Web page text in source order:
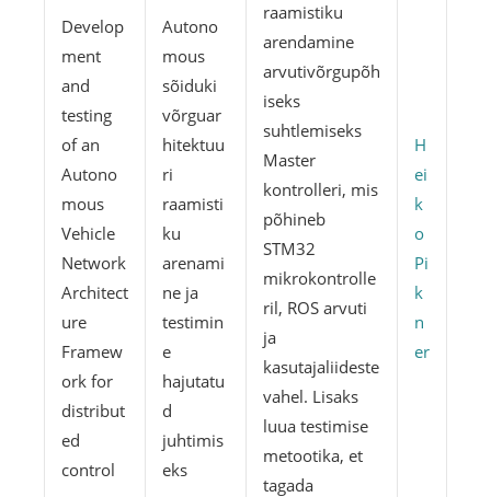
Develop
ment
and
testing
of an
Autono
mous
Vehicle
Network
Architect
ure
Framew
ork for
distribut
ed
control
Autono
mous
sõiduki
võrguar
hitektuu
ri
raamisti
ku
arenami
ne ja
testimin
e
hajutatu
d
juhtimis
eks
raamistiku
arendamine
arvutivõrgupõh
iseks
suhtlemiseks
Master
kontrolleri, mis
põhineb
STM32
mikrokontrolle
ril, ROS arvuti
ja
kasutajaliideste
vahel. Lisaks
luua testimise
metootika, et
tagada
H
ei
k
o
Pi
k
n
er